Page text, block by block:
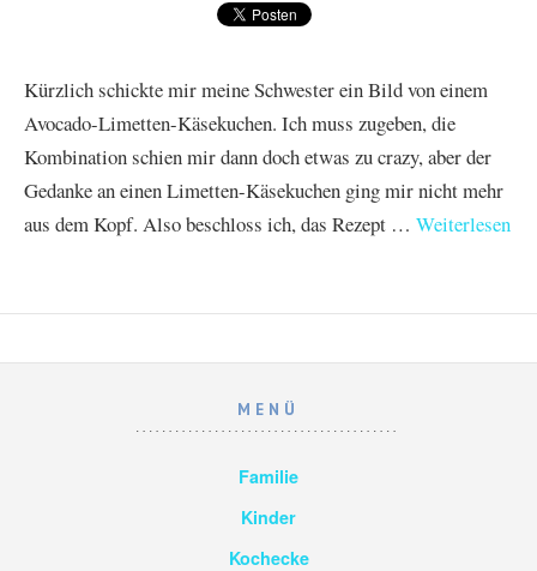
Kürzlich schickte mir meine Schwester ein Bild von einem
Avocado-Limetten-Käsekuchen. Ich muss zugeben, die
Kombination schien mir dann doch etwas zu crazy, aber der
Gedanke an einen Limetten-Käsekuchen ging mir nicht mehr
aus dem Kopf. Also beschloss ich, das Rezept … Weiterlesen
MENÜ
Familie
Kinder
Kochecke